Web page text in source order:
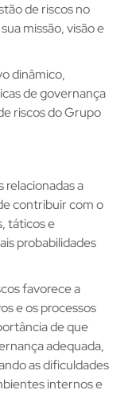
de riscos no
missão, visão e
dinâmico,
de governança
riscos do Grupo
relacionadas a
contribuir com o
táticos e
probabilidades
favorece a
e os processos
de que
adequada,
as dificuldades
internos e